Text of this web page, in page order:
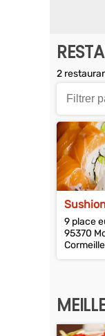
2
9 place
95370